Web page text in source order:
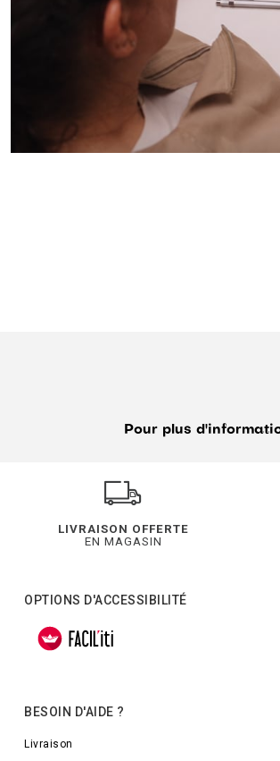
Pour plus
LIVRAISON OFFERTE
EN MAGASIN
OPTIONS D'ACCESSIBILITÉ
BESOIN D'AIDE ?
Livraison